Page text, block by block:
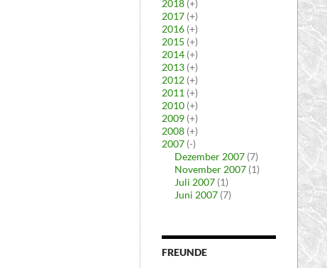
2018 (+)
2017 (+)
2016 (+)
2015 (+)
2014 (+)
2013 (+)
2012 (+)
2011 (+)
2010 (+)
2009 (+)
2008 (+)
2007 (-)
Dezember 2007 (7)
November 2007 (1)
Juli 2007 (1)
Juni 2007 (7)
FREUNDE